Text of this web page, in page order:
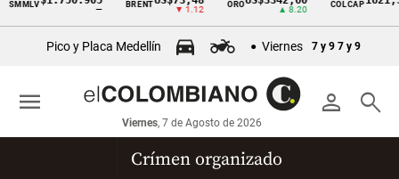
Cintillo
económicos
Colombia
SMMLV BRENT
▼ 1.12
ORO
▲ 8.20
COLCAP
Pico y Placa Medellín Viernes 7 y 9 7 y 9
person search
Viernes, 7 de Agosto de 2026
menu
Crímen organizado